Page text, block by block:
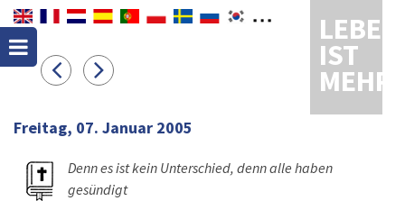
LEBEN
IST
MEHR
Freitag, 07. Januar 2005
Denn es ist kein Unterschied, denn alle haben
gesündigt